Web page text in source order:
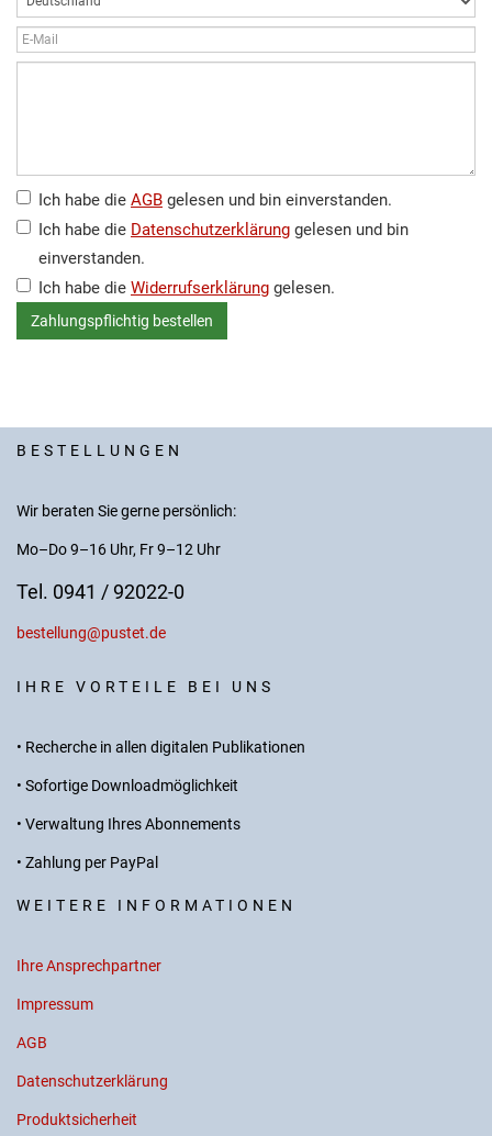
Ich habe die AGB gelesen und bin einverstanden.
Ich habe die Datenschutzerklärung gelesen und bin
einverstanden.
Ich habe die Widerrufserklärung gelesen.
BESTELLUNGEN
Wir beraten Sie gerne persönlich:
Mo–Do 9–16 Uhr, Fr 9–12 Uhr
Tel. 0941 / 92022-0
bestellung@pustet.de
IHRE VORTEILE BEI UNS
• Recherche in allen digitalen Publikationen
• Sofortige Downloadmöglichkeit
• Verwaltung Ihres Abonnements
• Zahlung per PayPal
WEITERE INFORMATIONEN
Ihre Ansprechpartner
Impressum
AGB
Datenschutzerklärung
Produktsicherheit